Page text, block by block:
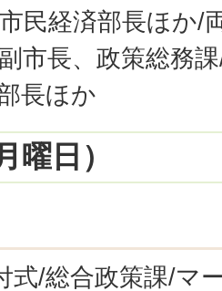
民経済部長ほか/
市長、政策総務
長ほか
曜日）
式/総合政策課/マ